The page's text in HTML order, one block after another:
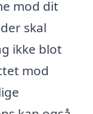
mod dit
skal
ikke blot
mod